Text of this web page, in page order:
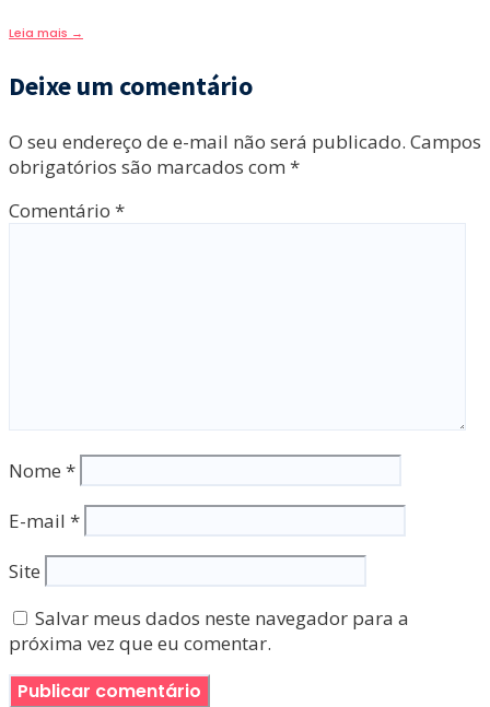
Leia mais →
Deixe um comentário
O seu endereço de e-mail não será publicado. Campos
obrigatórios são marcados com *
Comentário *
Nome *
E-mail *
Site
Salvar meus dados neste navegador para a
próxima vez que eu comentar.